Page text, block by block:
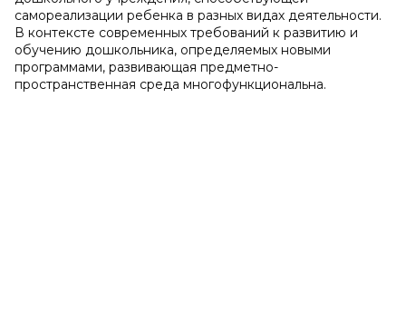
самореализации ребенка в разных видах деятельности.
В контексте современных требований к развитию и
обучению дошкольника, определяемых новыми
программами, развивающая предметно-
пространственная среда многофункциональна.